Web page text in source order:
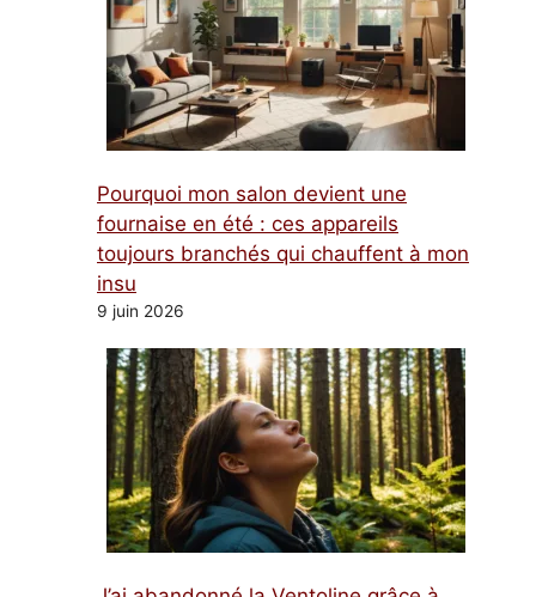
Pourquoi mon salon devient une
fournaise en été : ces appareils
toujours branchés qui chauffent à mon
insu
9 juin 2026